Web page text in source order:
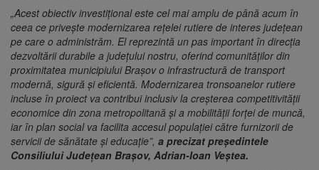
„Acest obiectiv investiţional este cel mai amplu de până acum în
ceea ce priveşte modernizarea reţelei rutiere de interes judeţean
pe care o administrăm. El reprezintă un pas important în direcția
dezvoltării durabile a județului nostru, oferind comunităților din
proximitatea municipiului Braşov o infrastructură de transport
modernă, sigură și eficientă. Modernizarea tronsoanelor rutiere
incluse în proiect va contribui inclusiv la creșterea competitivității
economice din zona metropolitană şi a mobilității forței de muncă,
iar în plan social va facilita accesul populaţiei către furnizorii de
servicii de sănătate și educație”, a precizat preşedintele
Consiliului Judeţean Braşov, Adrian-Ioan Veştea.